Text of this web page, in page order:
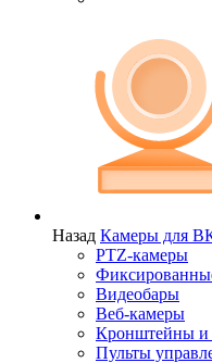
Назад Камеры для
PTZ-камеры
Видеобары
Веб-камеры
Кронштейны и
Пульты